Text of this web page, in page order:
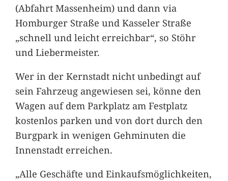
(Abfahrt Massenheim) und dann via
Homburger Straße und Kasseler Straße
„schnell und leicht erreichbar“, so Stöhr
und Liebermeister.
Wer in der Kernstadt nicht unbedingt auf
sein Fahrzeug angewiesen sei, könne den
Wagen auf dem Parkplatz am Festplatz
kostenlos parken und von dort durch den
Burgpark in wenigen Gehminuten die
Innenstadt erreichen.
„Alle Geschäfte und Einkaufsmöglichkeiten,